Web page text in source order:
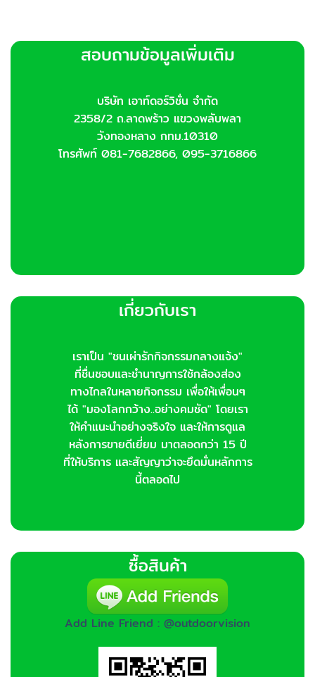
options
may
the
product
page
options
may
the
page
สอบถามข้อมูลเพิ่มเติม
บริษัท เอาท์ดอร์วิชั่น จำกัด
2358/2 ถ.ลาดพร้าว แขวงพลับพลา
วังทองหลาง กทม.10310
โทรศัพท์ 081-7682866, 095-3716866
เกี่ยวกับเรา
เราเป็น "ชนเผ่ารักกิจกรรมกลางแจ้ง"
ที่ชื่นชอบและชำนาญการใช้กล้องส่อง
ทางไกลในหลายกิจกรรม เพื่อให้เพื่อนๆ
ได้ "มองโลกกว้าง..อย่างคมชัด" โดยเรา
ให้คำแนะนำอย่างจริงใจ และให้การดูแล
หลังการขายดีเยี่ยม มาตลอดกว่า 15 ปี
ที่ให้บริการ และสัญญาว่าจะยึดมั่นหลักการ
นี้ตลอดไป
ซื้อสินค้า
Add Line Friend : @outdoorvision